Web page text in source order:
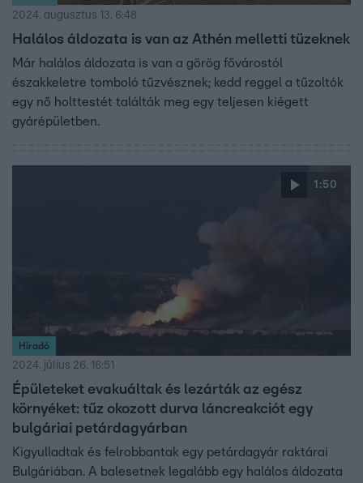
2024. augusztus 13. 6:48
Halálos áldozata is van az Athén melletti tüzeknek
Már halálos áldozata is van a görög fővárostól
északkeletre tomboló tűzvésznek; kedd reggel a tűzoltók
egy nő holttestét találták meg egy teljesen kiégett
gyárépületben.
1:50
Híradó
2024. július 26. 16:51
Épületeket evakuáltak és lezárták az egész
környéket: tűz okozott durva láncreakciót egy
bulgáriai petárdagyárban
Kigyulladtak és felrobbantak egy petárdagyár raktárai
Bulgáriában. A balesetnek legalább egy halálos áldozata